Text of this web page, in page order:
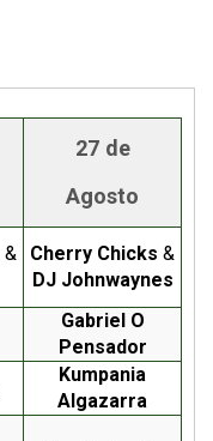
27 de
Agosto
&
Cherry Chicks &
DJ Johnwaynes
Gabriel O
Pensador
Kumpania
Algazarra